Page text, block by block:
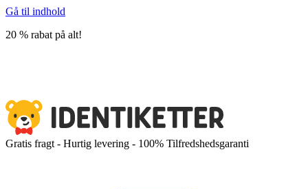
Gå til indhold
20 % rabat på alt!
Gratis fragt - Hurtig levering - 100% Tilfredshedsgaranti